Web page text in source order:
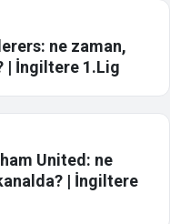
ne zaman,
| İngiltere 1.Lig
United: ne
| İngiltere